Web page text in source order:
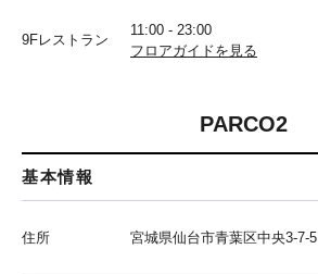
9Fレストラン
11:00 - 23:00
フロアガイドを見る
PARCO2
基本情報
住所 宮城県仙台市青葉区中央3-7-5